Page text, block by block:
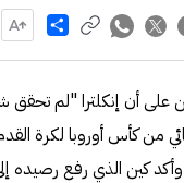
Share
أن إنكلترا "لم تحقق
من كأس أوروبا لكرة القدم
وأكد كين الذي رفع رصيده